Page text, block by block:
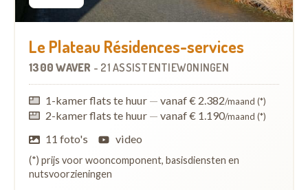
Le Plateau Résidences-services
1300 WAVER - 21 ASSISTENTIEWONINGEN
1-kamer flats te huur — vanaf € 2.382/maand (*)
2-kamer flats te huur — vanaf € 1.190/maand (*)
11 foto's video
(*) prijs voor wooncomponent, basisdiensten en
nutsvoorzieningen